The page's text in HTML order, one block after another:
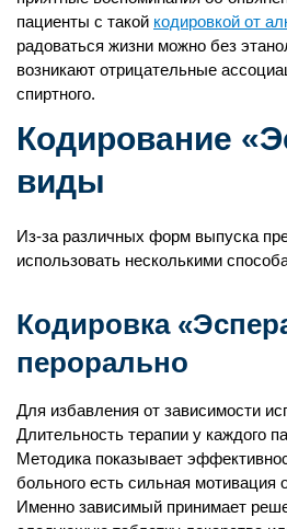
пациенты с такой кодировкой от
радоваться жизни можно без
возникают отрицательные
спиртного.
Кодирование
виды
Из-за различных форм выпуска
использовать несколькими
Кодировка
перорально
Для избавления от зависимости
Длительность терапии у каждого
Методика показывает
больного есть сильная мотивация
Именно зависимый принимает